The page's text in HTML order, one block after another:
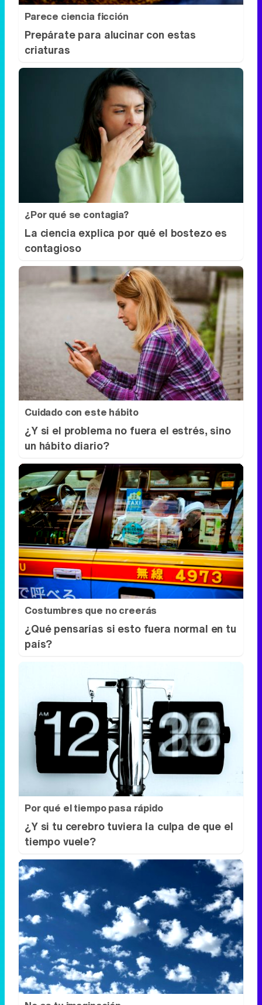
Parece ciencia ficción
Prepárate para alucinar con estas
criaturas
¿Por qué se contagia?
La ciencia explica por qué el bostezo es
contagioso
Cuidado con este hábito
¿Y si el problema no fuera el estrés, sino
un hábito diario?
Costumbres que no creerás
¿Qué pensarías si esto fuera normal en tu
país?
Por qué el tiempo pasa rápido
¿Y si tu cerebro tuviera la culpa de que el
tiempo vuele?